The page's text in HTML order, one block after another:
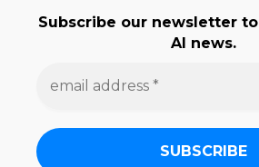
Subscribe our newsletter
AI news.
a